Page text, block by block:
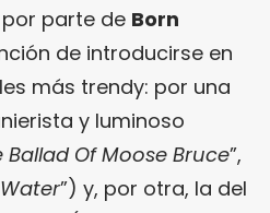
parte de Born
de introducirse en
más trendy: por una
y luminoso
Ballad Of Moose Bruce”,
”) y, por otra, la del